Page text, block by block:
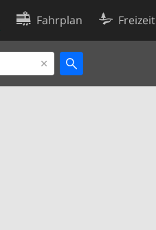
Fahrplan Freizeit
Cookie-Richtlinie
Cookie-Einstellungen